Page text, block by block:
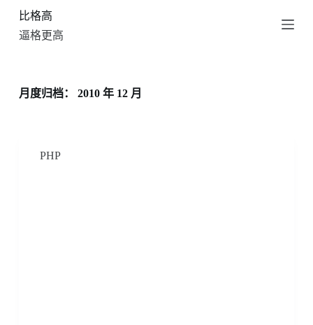
跳
过
比格高
逼格更高
月度归档： 2010 年 12 月
PHP